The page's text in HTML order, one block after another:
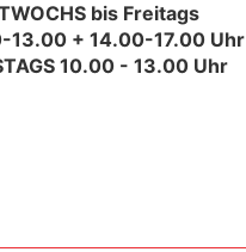
bis Freitags
13.00 + 14.00-17.00 Uhr
10.00 - 13.00 Uhr